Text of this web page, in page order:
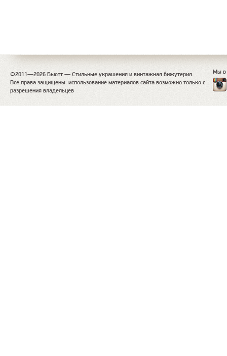
©2011—2026 Бьютт — Стильные украшения и винтажная бижутерия.
Все права защищены. использование материалов сайта возможно только с
разрешения владельцев
Мы в